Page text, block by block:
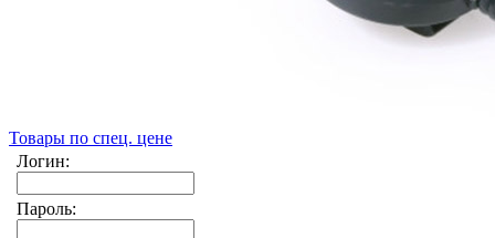
Товары по спец. цене
Логин:
Пароль: